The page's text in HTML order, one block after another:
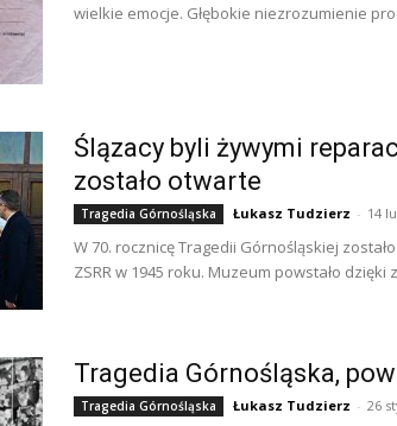
wielkie emocje. Głębokie niezrozumienie
Ślązacy byli żywymi
zostało otwarte
Tragedia Górnośląska Łukasz Tudzierz - 14
W 70. rocznicę Tragedii Górnośląskiej
ZSRR w 1945 roku. Muzeum powstało
Tragedia Górnośląska,
Tragedia Górnośląska Łukasz Tudzierz - 26